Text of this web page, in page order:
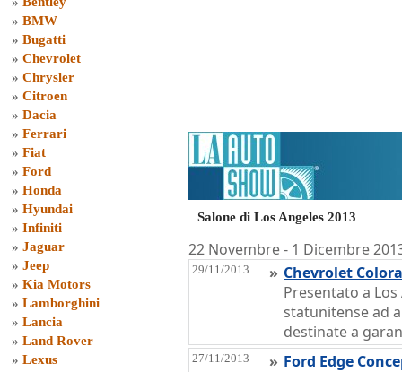
» BMW
» Bugatti
» Chevrolet
» Chrysler
» Citroen
» Dacia
» Ferrari
» Fiat
» Ford
» Honda
» Hyundai
» Infiniti
» Jaguar
» Jeep
» Kia Motors
» Lamborghini
» Lancia
» Land Rover
» Lexus
Salone di Los Angeles 2013
22 Novembre - 1 Dicembre
29/11/2013 » Chevrolet
Presentato a
statunitense ad
destinate a
27/11/2013 » Ford Edge